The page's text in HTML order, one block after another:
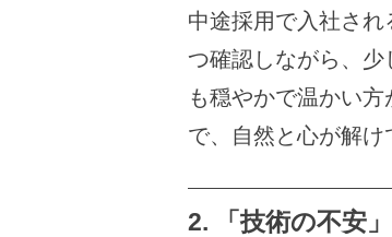
中途採用で入社さ
つ確認しながら、
も穏やかで温かい
で、自然と心が解け
2. 「技術の不安